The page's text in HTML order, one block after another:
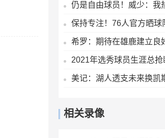
相关录像